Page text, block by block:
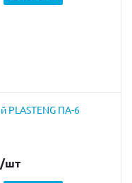
PLASTENG ПА-6
/шт